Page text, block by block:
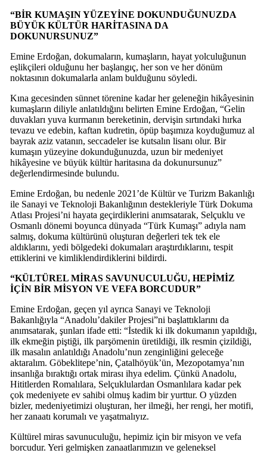
“BİR KUMAŞIN YÜZEYİNE DOKUNDUĞUNUZDA
BÜYÜK KÜLTÜR HARİTASINA DA
DOKUNURSUNUZ”
Emine Erdoğan, dokumaların, kumaşların, hayat yolculuğunun
eşlikçileri olduğunu her başlangıç, her son ve her dönüm
noktasının dokumalarla anlam bulduğunu söyledi.
Kına gecesinden sünnet törenine kadar her geleneğin hikâyesinin
kumaşların diliyle anlatıldığını belirten Emine Erdoğan, “Gelin
duvakları yuva kurmanın bereketinin, dervişin sırtındaki hırka
tevazu ve edebin, kaftan kudretin, öpüp başımıza koyduğumuz al
bayrak aziz vatanın, seccadeler ise kutsalın lisanı olur. Bir
kumaşın yüzeyine dokunduğunuzda, uzun bir medeniyet
hikâyesine ve büyük kültür haritasına da dokunursunuz”
değerlendirmesinde bulundu.
Emine Erdoğan, bu nedenle 2021’de Kültür ve Turizm Bakanlığı
ile Sanayi ve Teknoloji Bakanlığının destekleriyle Türk Dokuma
Atlası Projesi’ni hayata geçirdiklerini anımsatarak, Selçuklu ve
Osmanlı dönemi boyunca dünyada “Türk Kumaşı” adıyla nam
salmış, dokuma kültürünü oluşturan değerleri tek tek ele
aldıklarını, yedi bölgedeki dokumaları araştırdıklarını, tespit
ettiklerini ve kimliklendirdiklerini bildirdi.
“KÜLTÜREL MİRAS SAVUNUCULUĞU, HEPİMİZ
İÇİN BİR MİSYON VE VEFA BORCUDUR”
Emine Erdoğan, geçen yıl ayrıca Sanayi ve Teknoloji
Bakanlığıyla “Anadolu’dakiler Projesi”ni başlattıklarını da
anımsatarak, şunları ifade etti: “İstedik ki ilk dokumanın yapıldığı,
ilk ekmeğin piştiği, ilk parşömenin üretildiği, ilk resmin çizildiği,
ilk masalın anlatıldığı Anadolu’nun zenginliğini geleceğe
aktaralım. Göbeklitepe’nin, Çatalhöyük’ün, Mezopotamya’nın
insanlığa bıraktığı ortak mirası ihya edelim. Çünkü Anadolu,
Hititlerden Romalılara, Selçuklulardan Osmanlılara kadar pek
çok medeniyete ev sahibi olmuş kadim bir yurttur. O yüzden
bizler, medeniyetimizi oluşturan, her ilmeği, her rengi, her motifi,
her zanaatı korumalı ve yaşatmalıyız.
Kültürel miras savunuculuğu, hepimiz için bir misyon ve vefa
borcudur. Yeri gelmişken zanaatlarımızın ve geleneksel